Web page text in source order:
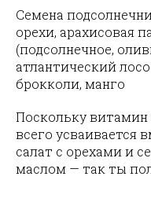
Семена
орехи, арахисовая
(подсолнечное,
атлантический
брокколи, манго
Поскольку
всего усваивается
салат с орехами и
маслом — так ты